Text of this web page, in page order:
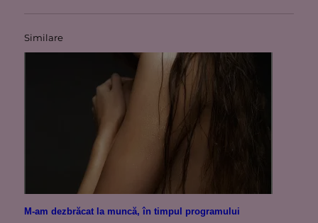
Similare
M-am dezbrăcat la muncă, în timpul programului